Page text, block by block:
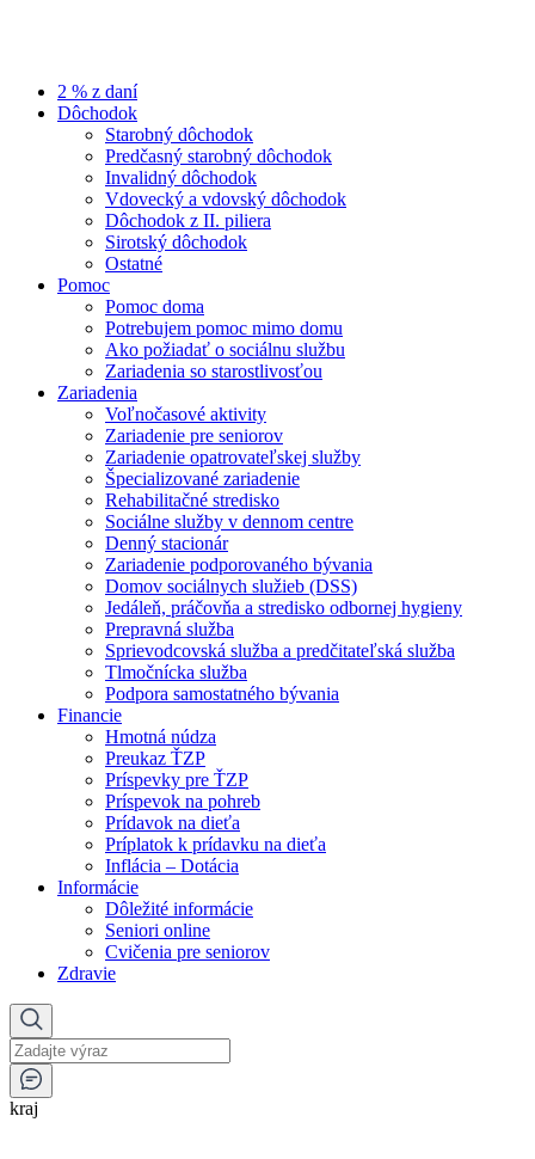
2 % z daní
Dôchodok
Starobný dôchodok
Predčasný starobný dôchodok
Invalidný dôchodok
Vdovecký a vdovský dôchodok
Dôchodok z II. piliera
Sirotský dôchodok
Ostatné
Pomoc
Pomoc doma
Potrebujem pomoc mimo domu
Ako požiadať o sociálnu službu
Zariadenia so starostlivosťou
Zariadenia
Voľnočasové aktivity
Zariadenie pre seniorov
Zariadenie opatrovateľskej služby
Špecializované zariadenie
Rehabilitačné stredisko
Sociálne služby v dennom centre
Denný stacionár
Zariadenie podporovaného bývania
Domov sociálnych služieb (DSS)
Jedáleň, práčovňa a stredisko odbornej hygieny
Prepravná služba
Sprievodcovská služba a predčitateľská služba
Tlmočnícka služba
Podpora samostatného bývania
Financie
Hmotná núdza
Preukaz ŤZP
Príspevky pre ŤZP
Príspevok na pohreb
Prídavok na dieťa
Príplatok k prídavku na dieťa
Inflácia – Dotácia
Informácie
Dôležité informácie
Seniori online
Cvičenia pre seniorov
Zdravie
kraj